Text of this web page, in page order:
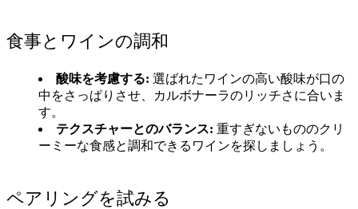
食事とワインの調和
酸味を考慮する: 選ばれたワインの高い酸味が口の
中をさっぱりさせ、カルボナーラのリッチさに合いま
す。
テクスチャーとのバランス: 重すぎないもののクリ
ーミーな食感と調和できるワインを探しましょう。
ペアリングを試みる